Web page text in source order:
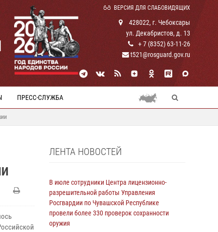
ВЕРСИЯ ДЛЯ СЛАБОВИДЯЩИХ
428022, г. Чебоксары
ул. Декабристов, д. 13
+ 7 (8352) 63-11-26
t521@rosguard.gov.ru
ПРЕСС-СЛУЖБА
ЛЕНТА НОВОСТЕЙ
В июле сотрудники Центра лицензионно-
разрешительной работы Управления
Росгвардии по Чувашской Республике
провели более 330 проверок сохранности
оружия